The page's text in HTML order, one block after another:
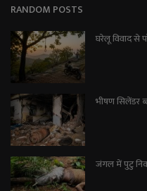
RANDOM POSTS
घरेलू विवाद से
भीषण सिलेंडर
जंगल में पुटु